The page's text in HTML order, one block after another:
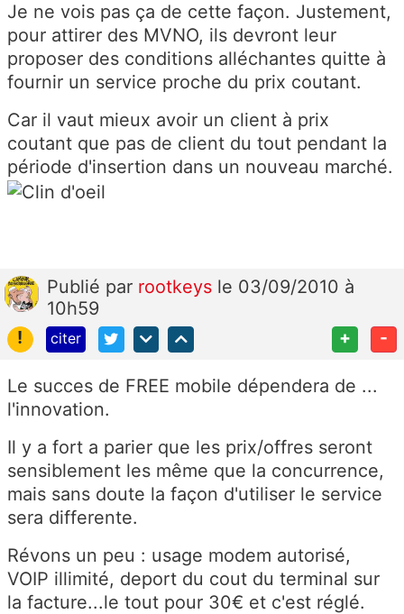
Je ne vois pas ça de cette façon. Justement,
pour attirer des MVNO, ils devront leur
proposer des conditions alléchantes quitte à
fournir un service proche du prix coutant.
Car il vaut mieux avoir un client à prix
coutant que pas de client du tout pendant la
période d'insertion dans un nouveau marché.
Publié par rootkeys le 03/09/2010 à
10h59
!
citer + -
Le succes de FREE mobile dépendera de ...
l'innovation.
Il y a fort a parier que les prix/offres seront
sensiblement les même que la concurrence,
mais sans doute la façon d'utiliser le service
sera differente.
Révons un peu : usage modem autorisé,
VOIP illimité, deport du cout du terminal sur
la facture...le tout pour 30€ et c'est réglé.